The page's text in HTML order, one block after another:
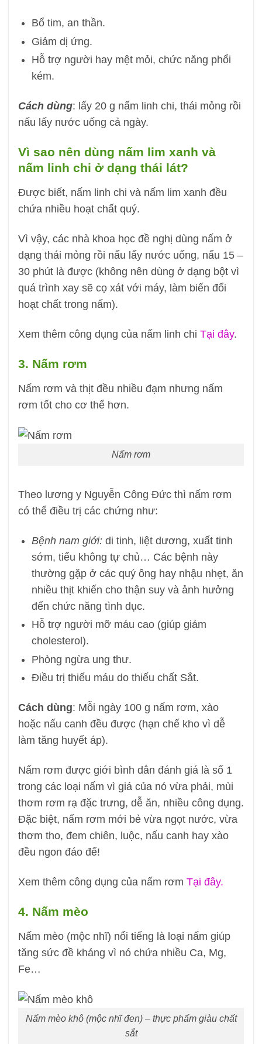
Bổ tim, an thần.
Giảm dị ứng.
Hỗ trợ người hay mệt mỏi, chức năng phổi
kém.
Cách dùng: lấy 20 g nấm linh chi, thái mỏng rồi
nấu lấy nước uống cả ngày.
Vì sao nên dùng nấm lim xanh và
nấm linh chi ở dạng thái lát?
Được biết, nấm linh chi và nấm lim xanh đều
chứa nhiều hoạt chất quý.
Vì vậy, các nhà khoa học đề nghị dùng nấm ở
dạng thái mỏng rồi nấu lấy nước uống, nấu 15 –
30 phút là được (không nên dùng ở dạng bột vì
quá trình xay sẽ cọ xát với máy, làm biến đổi
hoạt chất trong nấm).
Xem thêm công dụng của nấm linh chi Tại đây.
3. Nấm rơm
Nấm rơm và thịt đều nhiều đạm nhưng nấm
rơm tốt cho cơ thể hơn.
Nấm rơm
Theo lương y Nguyễn Công Đức thì nấm rơm
có thể điều trị các chứng như:
Bệnh nam giới:di tinh, liệt dương, xuất tinh
sớm, tiểu không tự chủ… Các bệnh này
thường gặp ở các quý ông hay nhậu nhẹt, ăn
nhiều thịt khiến cho thận suy và ảnh hưởng
đến chức năng tình dục.
Hỗ trợ người mỡ máu cao (giúp giảm
cholesterol).
Phòng ngừa ung thư.
Điều trị thiếu máu do thiếu chất Sắt.
Cách dùng: Mỗi ngày 100 g nấm rơm, xào
hoặc nấu canh đều được (hạn chế kho vì dễ
làm tăng huyết áp).
Nấm rơm được giới bình dân đánh giá là số 1
trong các loại nấm vì giá của nó vừa phải, mùi
thơm rơm rạ đặc trưng, dễ ăn, nhiều công dụng.
Đặc biệt, nấm rơm mới bẻ vừa ngọt nước, vừa
thơm tho, đem chiên, luộc, nấu canh hay xào
đều ngon đáo để!
Xem thêm công dụng của nấm rơm Tại đây.
4. Nấm mèo
Nấm mèo (mộc nhĩ) nổi tiếng là loại nấm giúp
tăng sức đề kháng vì nó chứa nhiều Ca, Mg,
Fe…
Nấm mèo khô (mộc nhĩ đen) – thực phẩm giàu chất
sắt